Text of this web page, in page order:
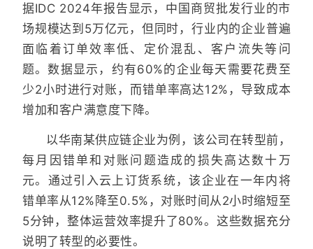
据IDC 2024年报告显示，中国商贸批发行业的市
场规模达到5万亿元，但同时，行业内的企业普遍
面临着订单效率低、定价混乱、客户流失等问
题。数据显示，约有60%的企业每天需要花费至
少2小时进行对账，而错单率高达12%，导致成本
增加和客户满意度下降。
以华南某供应链企业为例，该公司在转型前，
每月因错单和对账问题造成的损失高达数十万
元。通过引入云上订货系统，该企业在一年内将
错单率从12%降至0.5%，对账时间从2小时缩短至
5分钟，整体运营效率提升了80%。这些数据充分
说明了转型的必要性。